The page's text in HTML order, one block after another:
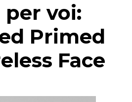
per voi:
Primed
Face